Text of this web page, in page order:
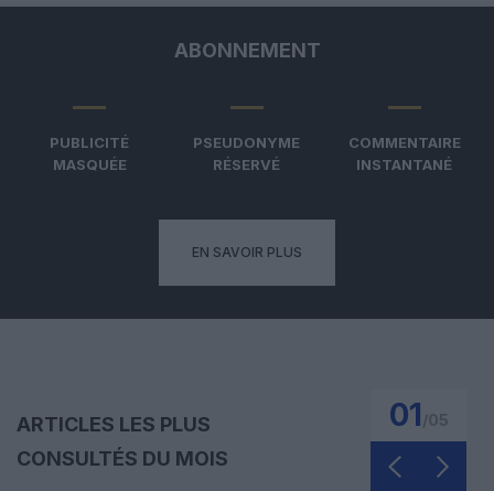
ABONNEMENT
PUBLICITÉ
MASQUÉE
PSEUDONYME
RÉSERVÉ
COMMENTAIRE
INSTANTANÉ
EN SAVOIR PLUS
ARTICLES LES PLUS
CONSULTÉS DU MOIS
01